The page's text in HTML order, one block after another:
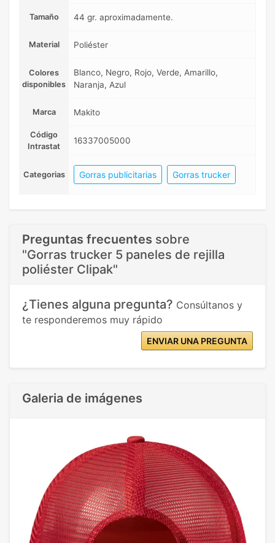
Tamaño 44 gr. aproximadamente.
Material Poliéster
Colores
disponibles
Blanco, Negro, Rojo, Verde, Amarillo,
Naranja, Azul
Marca Makito
Código
Intrastat
16337005000
Categorias Gorras publicitarias Gorras trucker
Preguntas frecuentes sobre
"Gorras trucker 5 paneles de rejilla
poliéster Clipak"
¿Tienes alguna pregunta? Consúltanos y
te responderemos muy rápido
ENVIAR UNA PREGUNTA
Galeria de imágenes